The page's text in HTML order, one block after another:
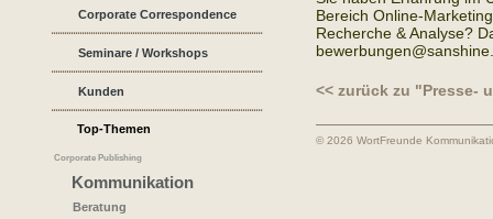
Corporate Correspondence
Seminare / Workshops
Kunden
Top-Themen
Corporate Publishing
Kommunikation
Beratung
Bereich Online-
Recherche & Analyse?
<< zurück zu "Presse-
© 2026 WortFreunde